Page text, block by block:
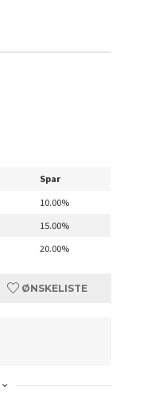
Spar
10.00%
15.00%
20.00%
ØNSKELISTE